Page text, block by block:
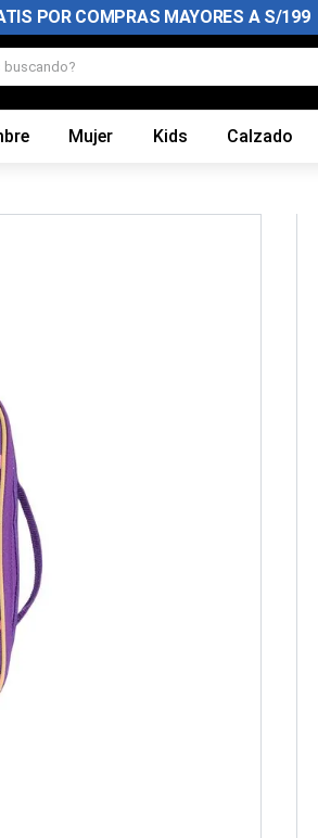
A S/199
Mujer Kids Calzado